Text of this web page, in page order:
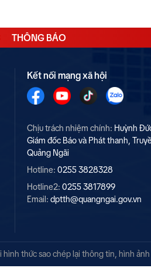
THÔNG BÁO
Kết nối mạng xã hội
Chịu trách nhiệm chính: Huỳnh
Giám đốc Báo và Phát thanh,
Quảng Ngãi
Hotline: 0255 3828328
Hotline2: 0255 3817899
Email: dptth@quangngai.gov.vn
thức sao chép lại thông tin, hình